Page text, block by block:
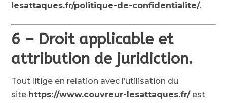
lesattaques.fr/politique-de-confidentialite/.
6 – Droit applicable et
attribution de juridiction.
Tout litige en relation avec l’utilisation du
site https://www.couvreur-lesattaques.fr/ est